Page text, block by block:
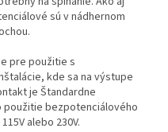
sú v nádhernom
pre použitie s
kde sa na výstupe
je Štandardne
použitie bezpotenciálového
alebo 230V.